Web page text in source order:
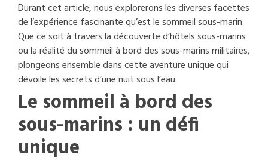
Durant cet article, nous explorerons les diverses facettes
de l’expérience fascinante qu’est le sommeil sous-marin.
Que ce soit à travers la découverte d’hôtels sous-marins
ou la réalité du sommeil à bord des sous-marins militaires,
plongeons ensemble dans cette aventure unique qui
dévoile les secrets d’une nuit sous l’eau.
Le sommeil à bord des
sous-marins : un défi
unique